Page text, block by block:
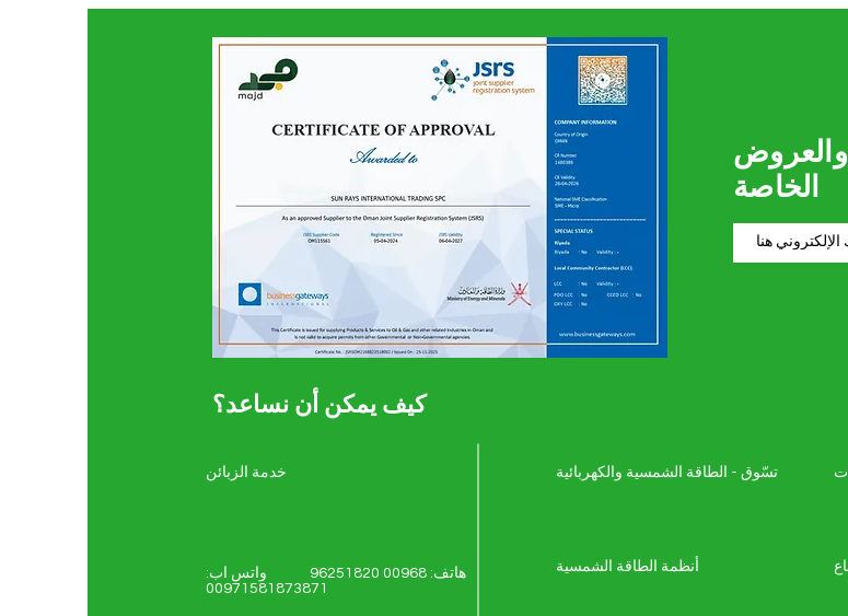
الخاصة
كيف يمكن أن نساعد؟
خدمة الزبائن تسّوق - الطاقة الشمسية والكهربائية
هاتف: 00968 96251820 واتس اب:
00971581873871
أنظمة الطاقة الشمسية